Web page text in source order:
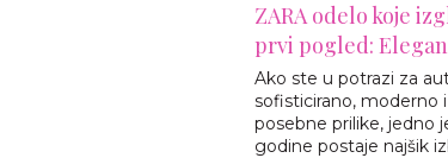
ZARA odelo koje
prvi pogled:
Ako ste u potrazi za
sofisticirano, moderno
posebne prilike, jedno
godine postaje najšik